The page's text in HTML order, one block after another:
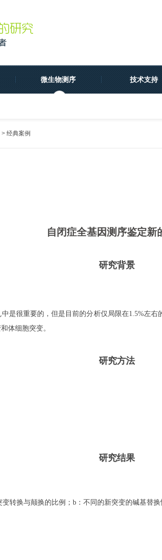
微生物测序 技术支持
> 经典案例
自闭症全基因测序鉴定新
研究背景
很重要的，但是目前的分析仅局限在1.5%左右
体细胞突变。
研究方法
研究结果
转换与颠换的比例；b：不同的新突变的碱基替换